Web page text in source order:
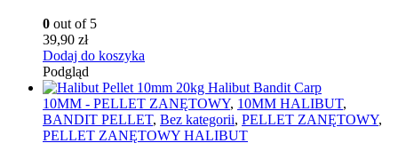
0 out of 5
39,90 zł
Dodaj do koszyka
Podgląd
10MM - PELLET ZANĘTOWY, 10MM HALIBUT,
BANDIT PELLET, Bez kategorii, PELLET ZANĘTOWY,
PELLET ZANĘTOWY HALIBUT